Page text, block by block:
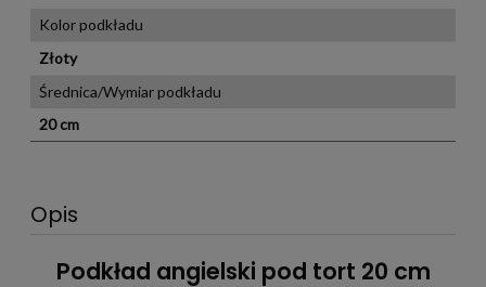
Kolor podkładu
Złoty
Średnica/Wymiar podkładu
20 cm
Opis
Podkład angielski pod tort 20 cm